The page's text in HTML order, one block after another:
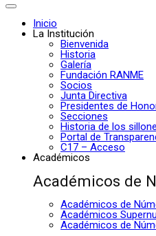
Inicio
La Institución
Bienvenida
Historia
Galería
Fundación RANME
Socios
Junta Directiva
Presidentes de
Secciones
Historia de los
Portal de
C17 – Acceso
Académicos
Académicos de
Académicos de
Académicos
Académicos de